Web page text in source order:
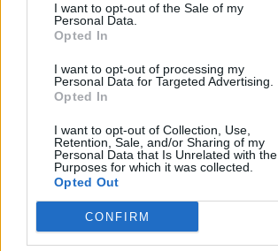
I want to opt-out of the Sale of my
Personal Data.
Opted In
I want to opt-out of processing my
Personal Data for Targeted Advertising.
Opted In
I want to opt-out of Collection, Use,
Retention, Sale, and/or Sharing of my
Personal Data that Is Unrelated with the
Purposes for which it was collected.
Opted Out
CONFIRM
ΔΕΙΤΕ ΕΠΙΣΗΣ
ΣΤΗΝ ΙΔΙΑ ΚΑΤΗΓΟΡΙΑ